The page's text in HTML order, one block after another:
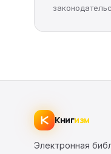
Книгизм
Электронная